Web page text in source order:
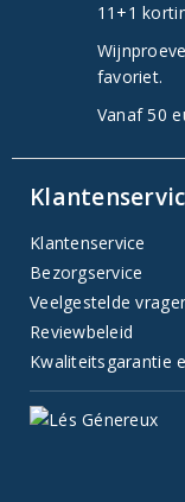
11+1
favoriet.
Vanaf 50
Klantenservice
Bezorgservice
Veelgestelde
Reviewbeleid
Kwaliteitsgarantie